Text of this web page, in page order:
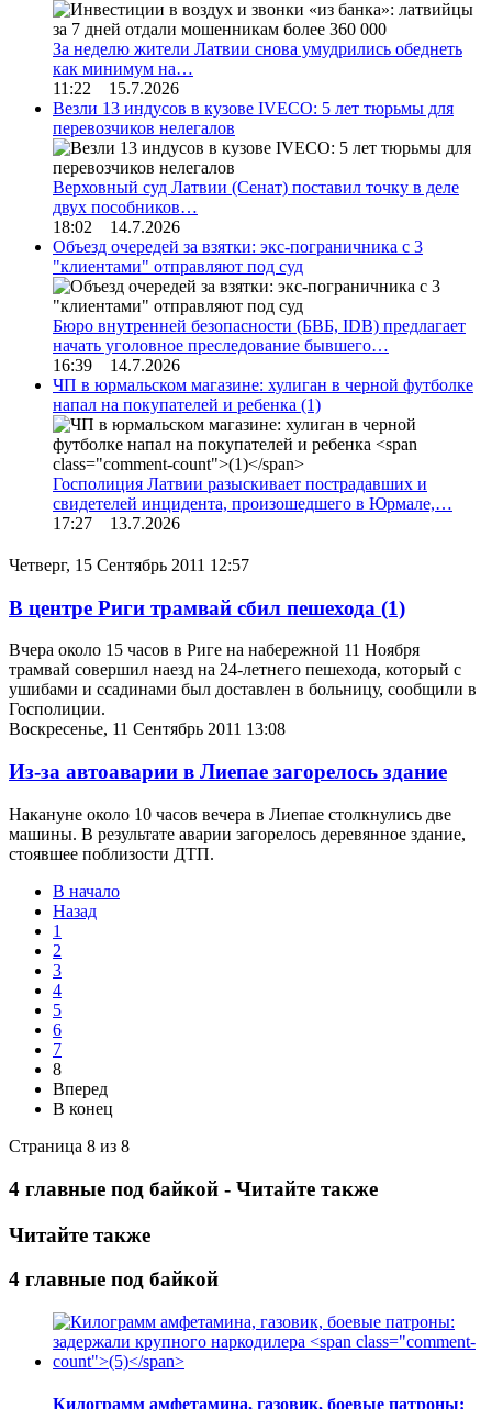
За неделю жители Латвии снова умудрились обеднеть
как минимум на…
11:22 15.7.2026
Везли 13 индусов в кузове IVECO: 5 лет тюрьмы для
перевозчиков нелегалов
Верховный суд Латвии (Сенат) поставил точку в деле
двух пособников…
18:02 14.7.2026
Объезд очередей за взятки: экс-пограничника с 3
"клиентами" отправляют под суд
Бюро внутренней безопасности (БВБ, IDB) предлагает
начать уголовное преследование бывшего…
16:39 14.7.2026
ЧП в юрмальском магазине: хулиган в черной футболке
напал на покупателей и ребенка (1)
Госполиция Латвии разыскивает пострадавших и
свидетелей инцидента, произошедшего в Юрмале,…
17:27 13.7.2026
Четверг, 15 Сентябрь 2011 12:57
В центре Риги трамвай сбил пешехода (1)
Вчера около 15 часов в Риге на набережной 11 Ноября
трамвай совершил наезд на 24-летнего пешехода, который с
ушибами и ссадинами был доставлен в больницу, сообщили в
Госполиции.
Воскресенье, 11 Сентябрь 2011 13:08
Из-за автоаварии в Лиепае загорелось здание
Накануне около 10 часов вечера в Лиепае столкнулись две
машины. В результате аварии загорелось деревянное здание,
стоявшее поблизости ДТП.
В начало
Назад
1
2
3
4
5
6
7
8
Вперед
В конец
Страница 8 из 8
4 главные под байкой - Читайте также
Читайте также
4 главные под байкой
Килограмм амфетамина, газовик, боевые патроны: